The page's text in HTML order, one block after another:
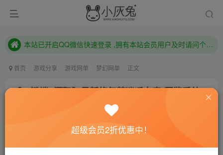
本站已开启QQ微信快速登录 ,拥有本站会员用户及时请问个人中心绑定！
本站已开启QQ微信快速登录 ,拥有本站会员用户及时请问个人中心绑定！
首页 游戏分享 游戏网单 梦幻网单 正文
【一键端+源码】最新修复梦逍遥女帝-图鉴系统-
VIP系统-神兵异兽榜系统-挂机系统-抽奖系统-精炼
系统-十八奇迹-战前施法-武神坛系统-更多自行体
验-搭建教程-源码
小灰兔技术频道
超级会员2折优惠中！